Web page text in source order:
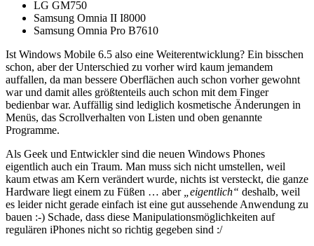
LG GM750
Samsung Omnia II I8000
Samsung Omnia Pro B7610
Ist Windows Mobile 6.5 also eine Weiterentwicklung? Ein bisschen
schon, aber der Unterschied zu vorher wird kaum jemandem
auffallen, da man bessere Oberflächen auch schon vorher gewohnt
war und damit alles größtenteils auch schon mit dem Finger
bedienbar war. Auffällig sind lediglich kosmetische Änderungen in
Menüs, das Scrollverhalten von Listen und oben genannte
Programme.
Als Geek und Entwickler sind die neuen Windows Phones
eigentlich auch ein Traum. Man muss sich nicht umstellen, weil
kaum etwas am Kern verändert wurde, nichts ist versteckt, die ganze
Hardware liegt einem zu Füßen … aber
„eigentlich“ deshalb, weil
es leider nicht gerade einfach ist eine gut aussehende Anwendung zu
bauen :-) Schade, dass diese Manipulationsmöglichkeiten auf
regulären iPhones nicht so richtig gegeben sind :/